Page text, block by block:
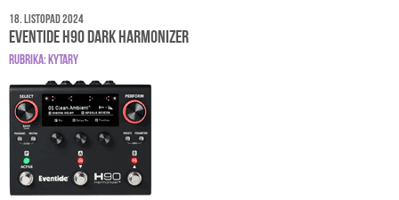
18. listopad 2024
Eventide H90 Dark Harmonizer
RUBRIKA:KYTARY